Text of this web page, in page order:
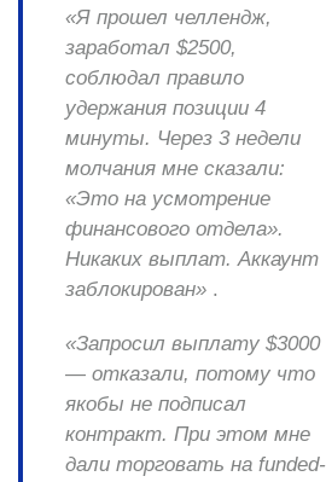
«Я прошел челлендж,
заработал $2500,
соблюдал правило
удержания позиции 4
минуты. Через 3 недели
молчания мне сказали:
«Это на усмотрение
финансового отдела».
Никаких выплат. Аккаунт
заблокирован» .
«Запросил выплату $3000
— отказали, потому что
якобы не подписал
контракт. При этом мне
дали торговать на funded-